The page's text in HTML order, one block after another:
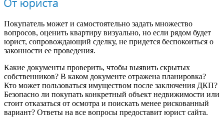
Покупатель может и самостоятельно задать множество
вопросов, оценить квартиру визуально, но если рядом будет
юрист, сопровождающий сделку, не придется беспокоиться о
законности ее проведения.
Какие документы проверить, чтобы выявить скрытых
собственников? В каком документе отражена планировка?
Кто может пользоваться имуществом после заключения ДКП?
Безопасно ли покупать конкретный объект недвижимости или
стоит отказаться от осмотра и поискать менее рискованный
вариант? Ответы на все вопросы предоставит юрист сайта.